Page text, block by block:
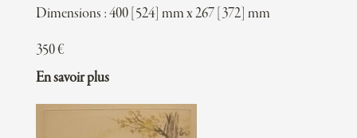
Dimensions : 400 [524] mm x 267 [372] mm
350€
En savoir plus